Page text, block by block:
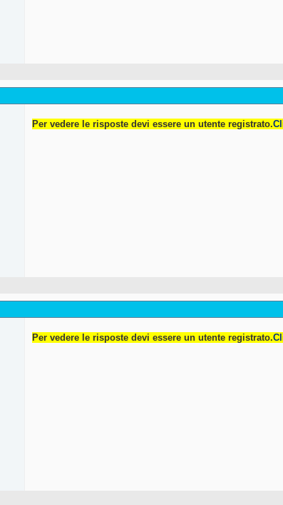
Per vedere le risposte devi essere un utente registrato.
Per vedere le risposte devi essere un utente registrato.